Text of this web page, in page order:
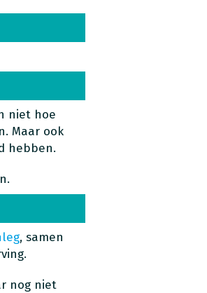
niet hoe
Maar ook
hebben.
, samen
nog niet